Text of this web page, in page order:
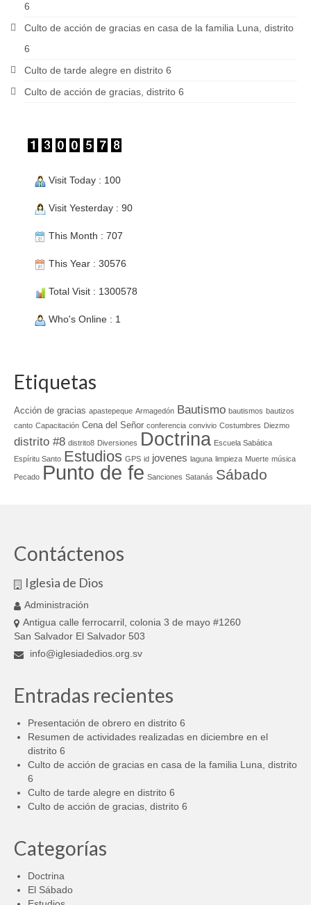
6
Culto de acción de gracias en casa de la familia Luna, distrito
6
Culto de tarde alegre en distrito 6
Culto de acción de gracias, distrito 6
Visit Today : 100
Visit Yesterday : 90
This Month : 707
This Year : 30576
Total Visit : 1300578
Who's Online : 1
Etiquetas
Acción de gracias apastepeque Armagedón Bautismo bautismos bautizos
canto Capacitación Cena del Señor conferencia convivio Costumbres Diezmo
distrito #8 distrito8 Diversiones Doctrina Escuela Sabática
Espíritu Santo Estudios GPS id jovenes laguna limpieza Muerte música
Pecado Punto de fe Sanciones Satanás Sábado
Contáctenos
Iglesia de Dios
Administración
Antigua calle ferrocarril, colonia 3 de mayo #1260
San Salvador El Salvador 503
info@iglesiadedios.org.sv
Entradas recientes
Presentación de obrero en distrito 6
Resumen de actividades realizadas en diciembre en el
distrito 6
Culto de acción de gracias en casa de la familia Luna, distrito
6
Culto de tarde alegre en distrito 6
Culto de acción de gracias, distrito 6
Categorías
Doctrina
El Sábado